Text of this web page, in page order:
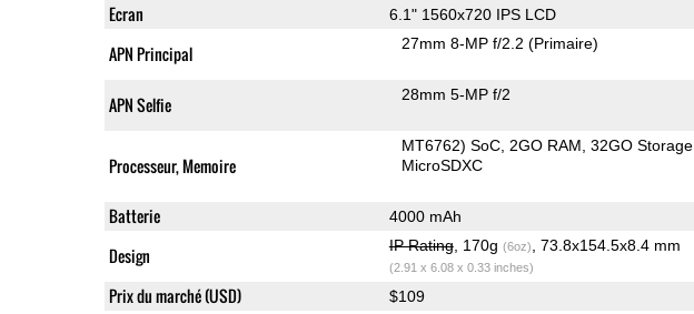
Ecran 6.1" 1560x720 IPS LCD
APN Principal 27mm 8-MP f/2.2(Primaire)
APN Selfie 28mm 5-MP f/2
Processeur, Memoire
MT6762) SoC 2GO RAM 32GO Storage
MicroSDXC
Batterie 4000 mAh
Design IP Rating, 170g (6oz) , 73.8x154.5x8.4 mm
(2.91 x 6.08 x 0.33 inches)
Prix du marché (USD) $109